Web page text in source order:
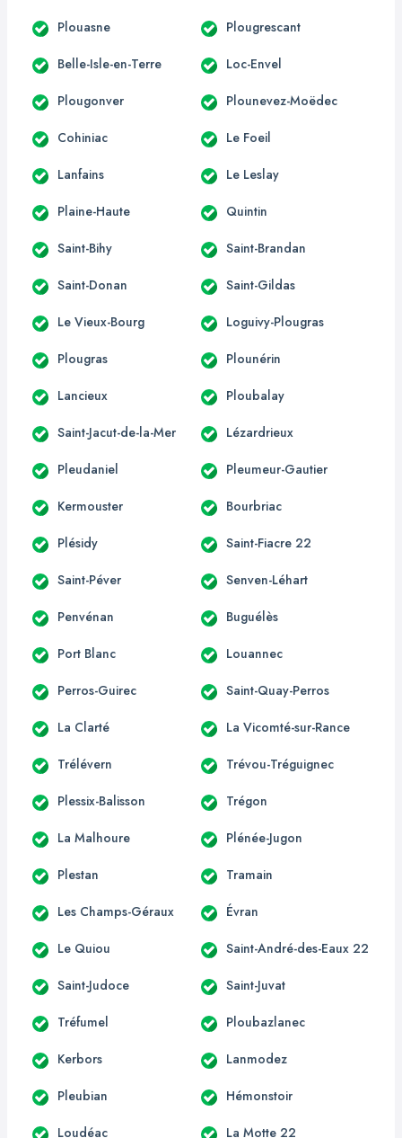
Plouasne Plougrescant
Belle-Isle-en-Terre Loc-Envel
Plougonver Plounevez-Moëdec
Cohiniac Le Foeil
Lanfains Le Leslay
Plaine-Haute Quintin
Saint-Bihy Saint-Brandan
Saint-Donan Saint-Gildas
Le Vieux-Bourg Loguivy-Plougras
Plougras Plounérin
Lancieux Ploubalay
Saint-Jacut-de-la-Mer Lézardrieux
Pleudaniel Pleumeur-Gautier
Kermouster Bourbriac
Plésidy Saint-Fiacre 22
Saint-Péver Senven-Léhart
Penvénan Buguélès
Port Blanc Louannec
Perros-Guirec Saint-Quay-Perros
La Clarté La Vicomté-sur-Rance
Trélévern Trévou-Tréguignec
Plessix-Balisson Trégon
La Malhoure Plénée-Jugon
Plestan Tramain
Les Champs-Géraux Évran
Le Quiou Saint-André-des-Eaux 22
Saint-Judoce Saint-Juvat
Tréfumel Ploubazlanec
Kerbors Lanmodez
Pleubian Hémonstoir
Loudéac La Motte 22